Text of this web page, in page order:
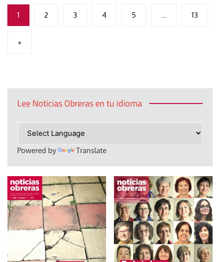
Paginación
de
entradas
1 2 3 4 5 … 13
+
Lee Noticias Obreras en tu idioma
Powered by Translate